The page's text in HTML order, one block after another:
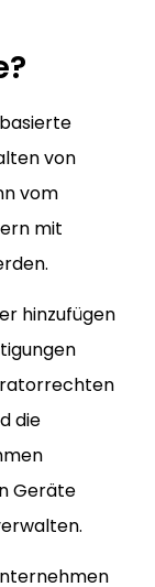
von
vom
mit
hinzufügen
die
Geräte